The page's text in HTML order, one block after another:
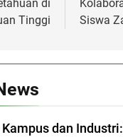
di
Tinggi
Siswa
dan